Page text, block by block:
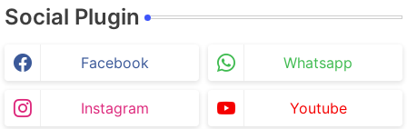
Social Plugin
Facebook Whatsapp
Instagram Youtube